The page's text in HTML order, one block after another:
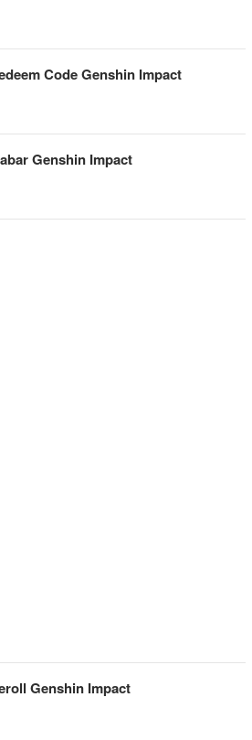
Code Genshin Impact
Genshin Impact
Genshin Impact